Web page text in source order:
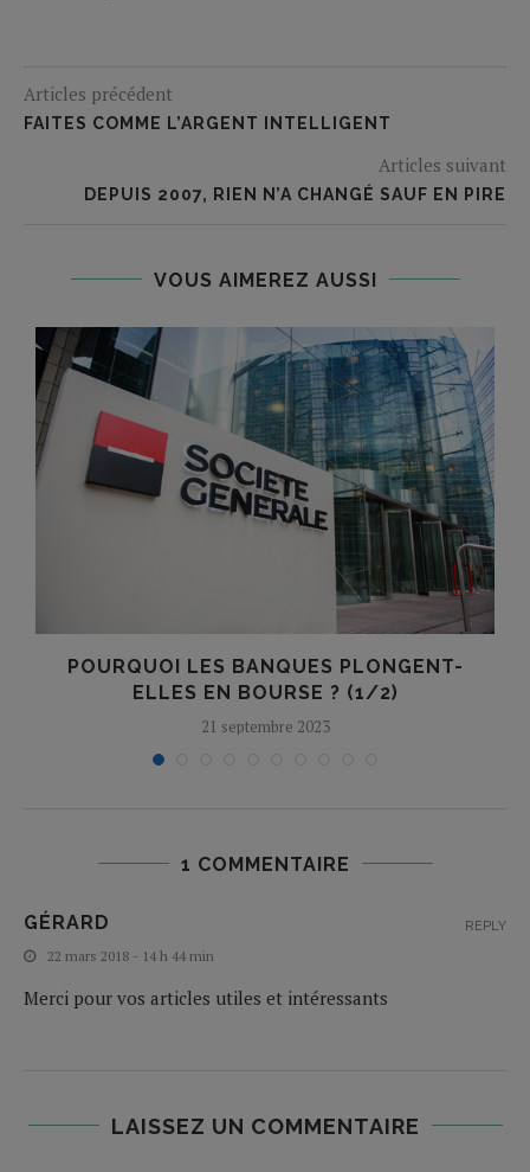
Articles précédent
FAITES COMME L’ARGENT INTELLIGENT
Articles suivant
DEPUIS 2007, RIEN N’A CHANGÉ SAUF EN PIRE
VOUS AIMEREZ AUSSI
POURQUOI LES BANQUES PLONGENT-
ELLES EN BOURSE ? (1/2)
21 septembre 2023
1 COMMENTAIRE
GÉRARD
22 mars 2018 - 14 h 44 min
Merci pour vos articles utiles et intéressants
REPLY
LAISSEZ UN COMMENTAIRE